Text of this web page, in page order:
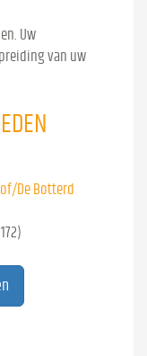
Uw
van uw
De Botterd